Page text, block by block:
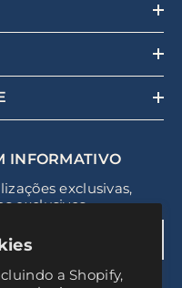
a Shopify,
INFORMATIVO
exclusivas,
exclusivos